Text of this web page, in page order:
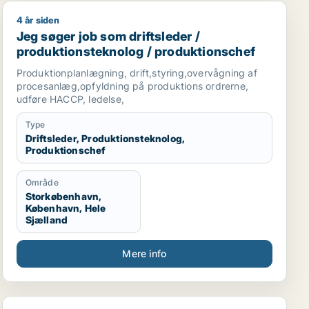
Pro, ProTools, MuseScore, and Sibelius
/ kontorassistent
Jeg søger job som driftsleder / produktionsteknolog
4 år siden
Jeg søger job som driftsleder /
produktionsteknolog / produktionschef
Produktionplanlægning, drift,styring,overvågning af
procesanlæg,opfyldning på produktions ordrerne,
udføre HACCP, ledelse,
Type
Driftsleder, Produktionsteknolog,
Produktionschef
Område
Storkøbenhavn,
København, Hele
Sjælland
Mere info